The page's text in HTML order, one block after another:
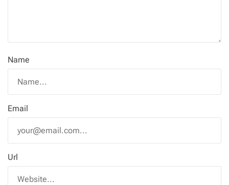
Name
Email
Url